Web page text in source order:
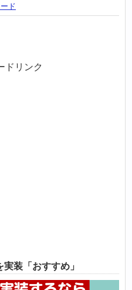
ド
ドリンク
装「おすすめ」